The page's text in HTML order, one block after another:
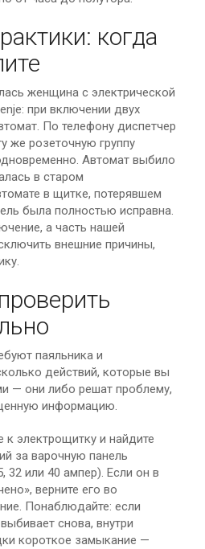
когда
женщина с электрической
при включении двух
По телефону диспетчер
же розеточную группу
Автомат выбило
в старом
в щитке, потерявшем
была полностью исправна.
а часть нашей
внешние причины,
паяльника и
действий, которые вы
— они либо решат проблему,
информацию.
к электрощитку и найдите
за варочную панель
32 или 40 ампер). Если он в
верните его во
Понаблюдайте: если
снова, внутри
короткое замыкание —